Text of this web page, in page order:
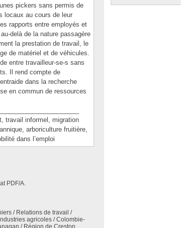
pickers sans permis de
locaux au cours de leur
rapports entre employés et
delà de la nature passagère
la prestation de travail, le
de matériel et de véhicules.
entre travailleur-se-s sans
Il rend compte de
dans la recherche
en commun de ressources
travail informel, migration
arboriculture fruitière,
dans l’emploi
PDF/A.
/ Relations de travail /
agricoles / Colombie-
/ Région de Creston